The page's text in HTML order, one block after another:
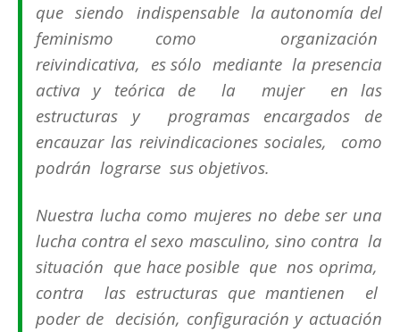
que siendo indispensable la autonomía del
feminismo como organización
reivindicativa, es sólo mediante la presencia
activa y teórica de la mujer en las
estructuras y programas encargados de
encauzar las reivindicaciones sociales, como
podrán lograrse sus objetivos.
Nuestra lucha como mujeres no debe ser una
lucha contra el sexo masculino, sino contra la
situación que hace posible que nos oprima,
contra las estructuras que mantienen el
poder de decisión, configuración y actuación